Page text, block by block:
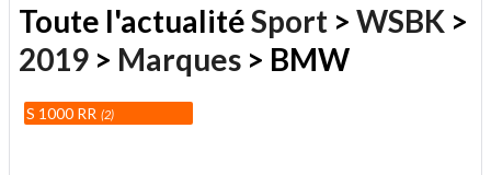
Toute l'actualitéSport > WSBK >
2019 > Marques > BMW
S 1000 RR 2